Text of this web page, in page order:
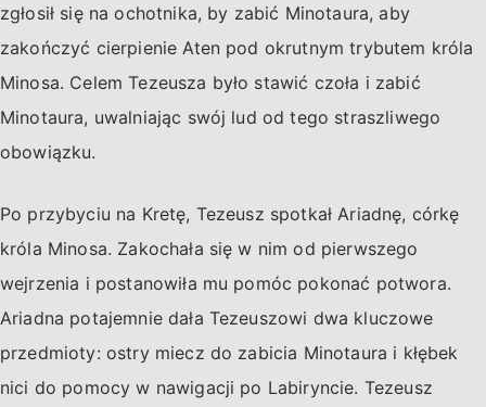
zgłosił się na ochotnika, by zabić Minotaura, aby
zakończyć cierpienie Aten pod okrutnym trybutem króla
Minosa. Celem Tezeusza było stawić czoła i zabić
Minotaura, uwalniając swój lud od tego straszliwego
obowiązku.
Po przybyciu na Kretę, Tezeusz spotkał Ariadnę, córkę
króla Minosa. Zakochała się w nim od pierwszego
wejrzenia i postanowiła mu pomóc pokonać potwora.
Ariadna potajemnie dała Tezeuszowi dwa kluczowe
przedmioty: ostry miecz do zabicia Minotaura i kłębek
nici do pomocy w nawigacji po Labiryncie. Tezeusz